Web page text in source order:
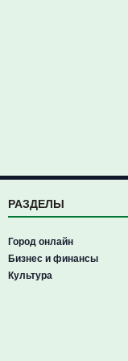
РАЗДЕЛЫ
Город онлайн
Бизнес и финансы
Культура